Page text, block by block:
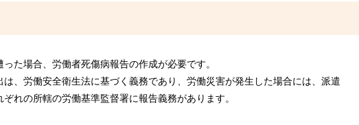
た場合、労働者死傷病報告の作成が必要です。
、労働安全衛生法に基づく義務であり、労働災害が発生した場合には、派遣
れの所轄の労働基準監督署に報告義務があります。